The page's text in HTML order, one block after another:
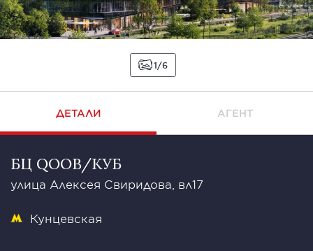
1 6
ДЕТАЛИ АГЕНТ
БЦ QOOB/КУБ
улица Алексея Свиридова, вл17
Кунцевская